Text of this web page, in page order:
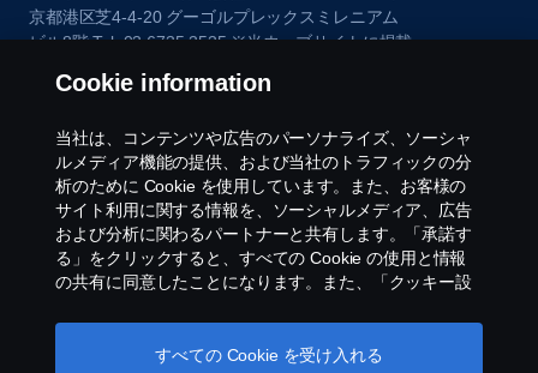
京都港区芝4-4-20 グーゴルプレックスミレニアム
ビル8階 Tel: 03 6735 3535 ※当ウェブサイトに掲載
本で販売している仕様と異なる場合がありますの
Cookie information
当社は、コンテンツや広告のパーソナライズ、ソーシャ
ルメディア機能の提供、および当社のトラフィックの分
析のために Cookie を使用しています。また、お客様の
サイト利用に関する情報を、ソーシャルメディア、広告
および分析に関わるパートナーと共有します。「承諾す
る」をクリックすると、すべての Cookie の使用と情報
の共有に同意したことになります。また、「クッキー設
とで、Cookieを管理することができます。Cookie の使用
方法の詳細については、このテキストの下にあるリンク
すべての Cookie を受け入れる